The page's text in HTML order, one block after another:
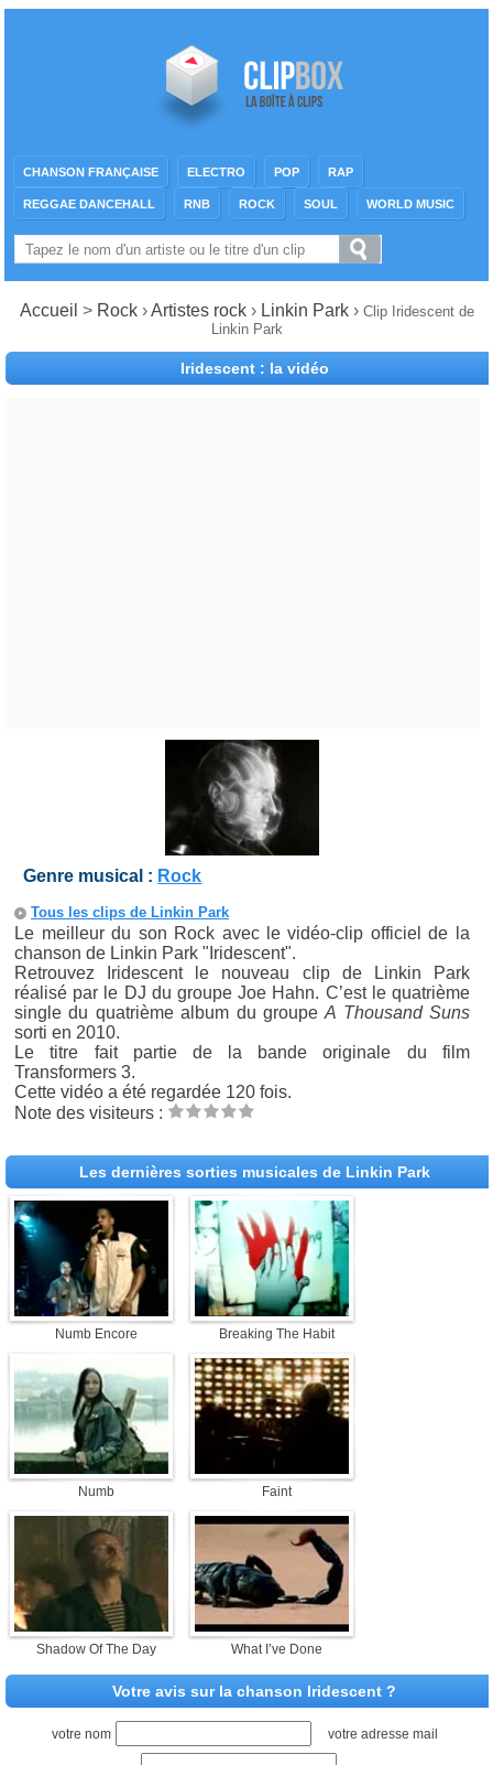
CHANSON FRANÇAISE ELECTRO POP RAP
REGGAE DANCEHALL RNB ROCK SOUL WORLD MUSIC
Accueil > Rock ›Artistes rock› Linkin Park › Clip Iridescent de
Linkin Park
Iridescent : la vidéo
Genre musical : Rock
Tous les clips de Linkin Park
Le meilleur du son Rock avec le vidéo-clip officiel de la
chanson de Linkin Park "Iridescent".
Retrouvez Iridescent le nouveau clip de Linkin Park
réalisé par le DJ du groupe Joe Hahn. C’est le quatrième
single du quatrième album du groupeA Thousand Suns
sorti en 2010.
Le titre fait partie de la bande originale du film
Transformers 3.
Cette vidéo a été regardée 120 fois.
Note des visiteurs :
Les dernières sorties musicales de Linkin Park
Numb Encore Breaking The Habit
Numb Faint
Shadow Of The Day What I’ve Done
Votre avis sur la chanson Iridescent ?
votre nom votre adresse mail